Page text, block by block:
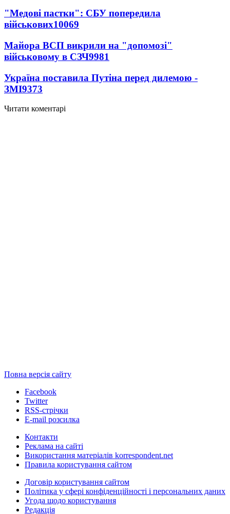
"Медові пастки": СБУ попередила
військових10069
Майора ВСП викрили на "допомозі"
військовому в СЗЧ9981
Україна поставила Путіна перед дилемою -
ЗМІ9373
Читати коментарі
Повна версія сайту
Facebook
Twitter
RSS-стрічки
E-mail розсилка
Контакти
Реклама на сайті
Використання матеріалів korrespondent.net
Правила користування сайтом
Договір користування сайтом
Політика у сфері конфіденційності і персональних даних
Угода щодо користування
Редакція